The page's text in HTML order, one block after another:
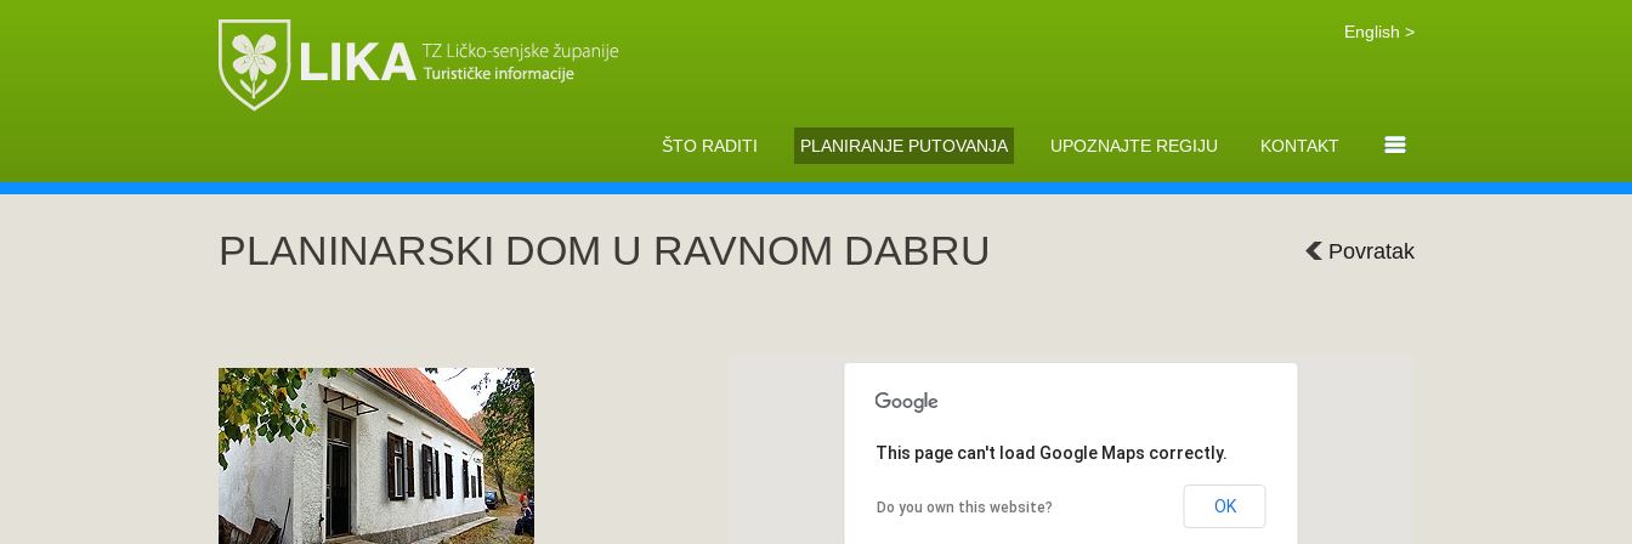
English >
ŠTO RADITI PLANIRANJE PUTOVANJA UPOZNAJTE REGIJU KONTAKT
Povratak
PLANINARSKI DOM U RAVNOM DABRU
This page can't load Google Maps correctly.
Do you own this website? OK